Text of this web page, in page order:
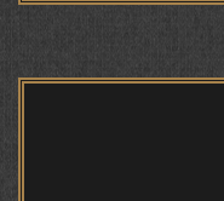
САНЪАТҲОИ